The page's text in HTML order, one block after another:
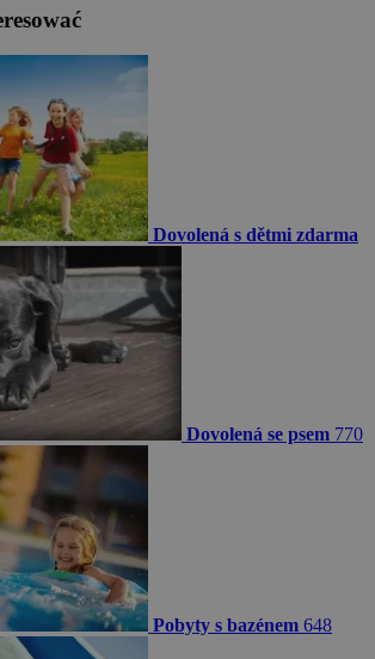
Dovolená s dětmi zdarma
Dovolená se psem 770
Pobyty s bazénem 648